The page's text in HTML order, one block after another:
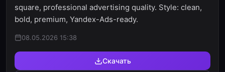
square, professional advertising quality. Style: clean,
bold, premium, Yandex-Ads-ready.
08.05.2026 15:38
Скачать